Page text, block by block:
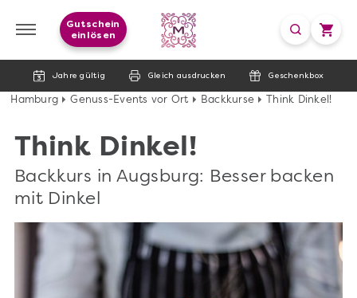
Jahre gültig Gleich ausdrucken Geschenkbox
Gutschein
einlösen
Hamburg Genuss-Events vor Ort Backkurse Think Dinkel!
Think Dinkel!
Backkurs in Augsburg: Besser backen
mit Dinkel